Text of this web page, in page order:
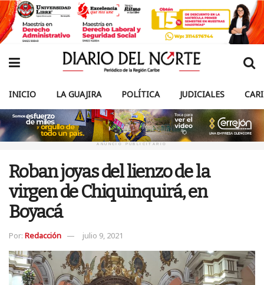
INICIO LA GUAJIRA POLÍTICA JUDICIALES
ANUNCIO PUBLICITARIO
Roban joyas del lienzo de la
virgen de Chiquinquirá, en
Boyacá
Por: Redacción julio 9, 2021